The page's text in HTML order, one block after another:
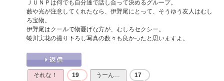
ＪＵＮＰは何でも自分達で話し合って決めるグループ。
藪や光が注意してくれたなら、伊野尾にとって、そうゆう友人はむし
ろ宝物。
伊野尾はクールで物憂げな方が、むしろセクシー。
蜷川実花の撮り下ろし写真の数々も良かったと思いますよ。
それな！ 19 うーん… 17